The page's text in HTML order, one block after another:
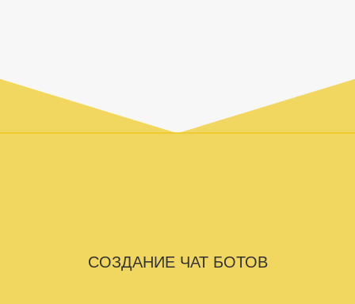
СОЗДАНИЕ ЧАТ БОТОВ